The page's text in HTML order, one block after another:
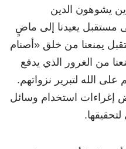
يشوهون الدين
مستقبل يعيدنا إلى ماضٍ
يمنعنا من خلق «أصنام
من الغرور الذي يدفع
على الله لتبرير نزواتهم.
إغراءات استخدام وسائل